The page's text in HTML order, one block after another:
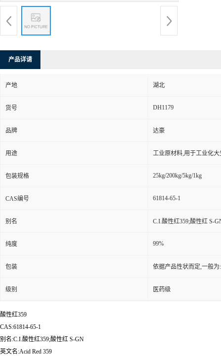
产品详请
产地 湖北
货号 DH1179
品牌 达豪
用途 工业原材料,用于工业化大
包装规格 25kg/200kg/5kg/1kg
CAS编号 61814-65-1
别名 C.I.酸性红359;酸性红 S-
纯度 99%
包装 依据产品性状而定,一般
级别 医药级
酸性红359
CAS:61814-65-1
别名:C.I.酸性红359;酸性红 S-GN
英文名:Acid Red 359